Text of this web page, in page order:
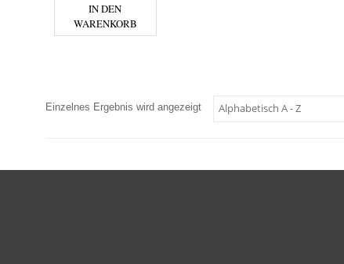
IN DEN
WARENKORB
Einzelnes Ergebnis wird angezeigt